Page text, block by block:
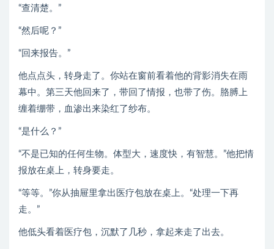
“查清楚。”
“然后呢？”
“回来报告。”
他点点头，转身走了。你站在窗前看着他的背影消失在雨
幕中。第三天他回来了，带回了情报，也带了伤。胳膊上
缠着绷带，血渗出来染红了纱布。
“是什么？”
“不是已知的任何生物。体型大，速度快，有智慧。”他把情
报放在桌上，转身要走。
“等等。”你从抽屉里拿出医疗包放在桌上。“处理一下再
走。”
他低头看着医疗包，沉默了几秒，拿起来走了出去。